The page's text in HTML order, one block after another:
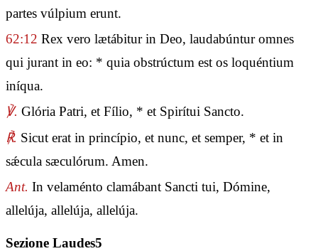
partes vúlpium erunt.
62:12 Rex vero lætábitur in Deo, laudabúntur omnes
qui jurant in eo: * quia obstrúctum est os loquéntium
iníqua.
℣. Glória Patri, et Fílio, * et Spirítui Sancto.
℟. Sicut erat in princípio, et nunc, et semper, * et in
sǽcula sæculórum. Amen.
Ant. In velaménto clamábant Sancti tui, Dómine,
allelúja, allelúja, allelúja.
Sezione Laudes5